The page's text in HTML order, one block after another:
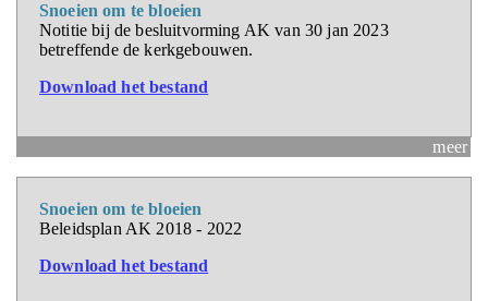
Snoeien om te bloeien
Notitie bij de besluitvorming AK van 30 jan 2023
betreffende de kerkgebouwen.
Download het bestand
meer
Snoeien om te bloeien
Beleidsplan AK 2018 - 2022
Download het bestand